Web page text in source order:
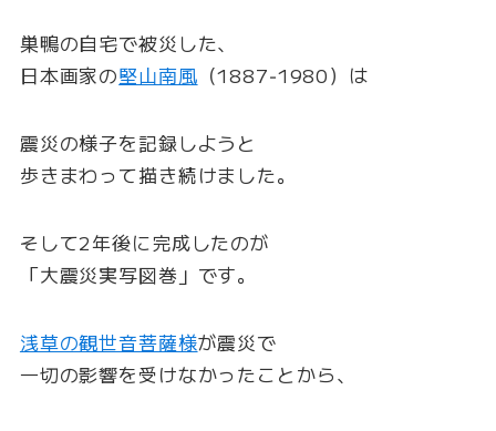
巣鴨の自宅で被災した、
日本画家の堅山南風 （1887‐1980）は
震災の様子を記録しようと
歩きまわって描き続けました。
そして2年後に完成したのが
「大震災実写図巻」です。
浅草の観世音菩薩様が震災で
一切の影響を受けなかったことから、